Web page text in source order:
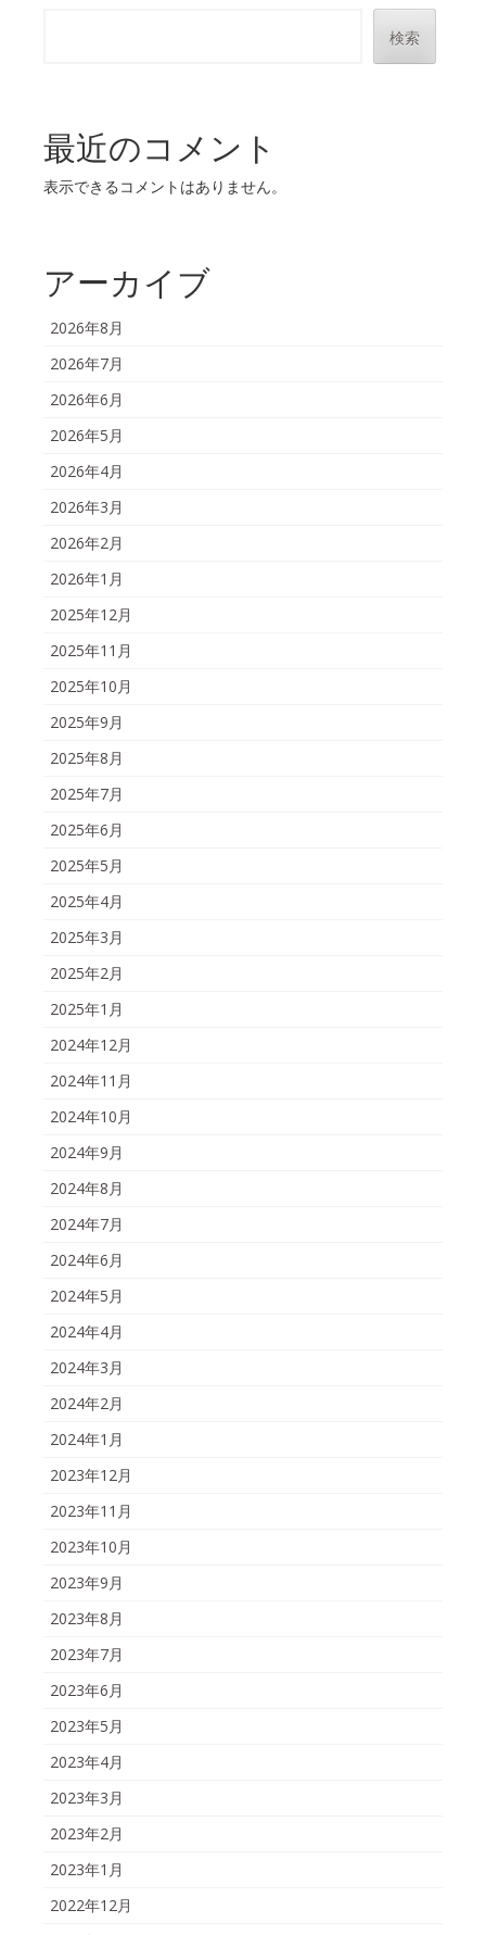
検索
最近のコメント
表示できるコメントはありません。
アーカイブ
2026年8月
2026年7月
2026年6月
2026年5月
2026年4月
2026年3月
2026年2月
2026年1月
2025年12月
2025年11月
2025年10月
2025年9月
2025年8月
2025年7月
2025年6月
2025年5月
2025年4月
2025年3月
2025年2月
2025年1月
2024年12月
2024年11月
2024年10月
2024年9月
2024年8月
2024年7月
2024年6月
2024年5月
2024年4月
2024年3月
2024年2月
2024年1月
2023年12月
2023年11月
2023年10月
2023年9月
2023年8月
2023年7月
2023年6月
2023年5月
2023年4月
2023年3月
2023年2月
2023年1月
2022年12月